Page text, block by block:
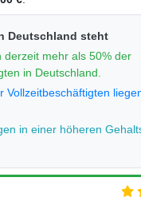
Deutschland steht
derzeit mehr als 50% der
in Deutschland.
Vollzeitbeschäftigten
in einer höheren